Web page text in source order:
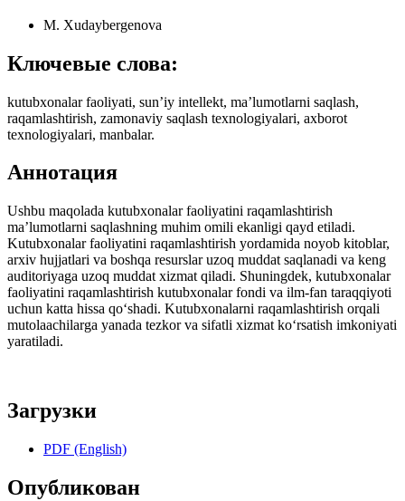
M. Xudaybergenova
Ключевые слова:
kutubxonalar faoliyati, sun’iy intellekt, ma’lumotlarni saqlash,
raqamlashtirish, zamonaviy saqlash texnologiyalari, axborot
texnologiyalari, manbalar.
Аннотация
Ushbu maqolada kutubxonalar faoliyatini raqamlashtirish
ma’lumotlarni saqlashning muhim omili ekanligi qayd etiladi.
Kutubxonalar faoliyatini raqamlashtirish yordamida noyob kitoblar,
arxiv hujjatlari va boshqa resurslar uzoq muddat saqlanadi va keng
auditoriyaga uzoq muddat xizmat qiladi. Shuningdek, kutubxonalar
faoliyatini raqamlashtirish kutubxonalar fondi va ilm-fan taraqqiyoti
uchun katta hissa qo‘shadi. Kutubxonalarni raqamlashtirish orqali
mutolaachilarga yanada tezkor va sifatli xizmat ko‘rsatish imkoniyati
yaratiladi.
Загрузки
PDF (English)
Опубликован